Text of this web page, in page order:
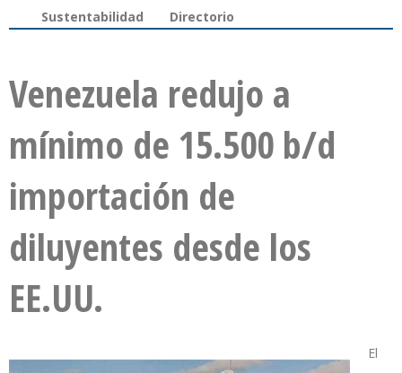
Sustentabilidad
Directorio
Venezuela redujo a
mínimo de 15.500 b/d
importación de
diluyentes desde los
EE.UU.
El